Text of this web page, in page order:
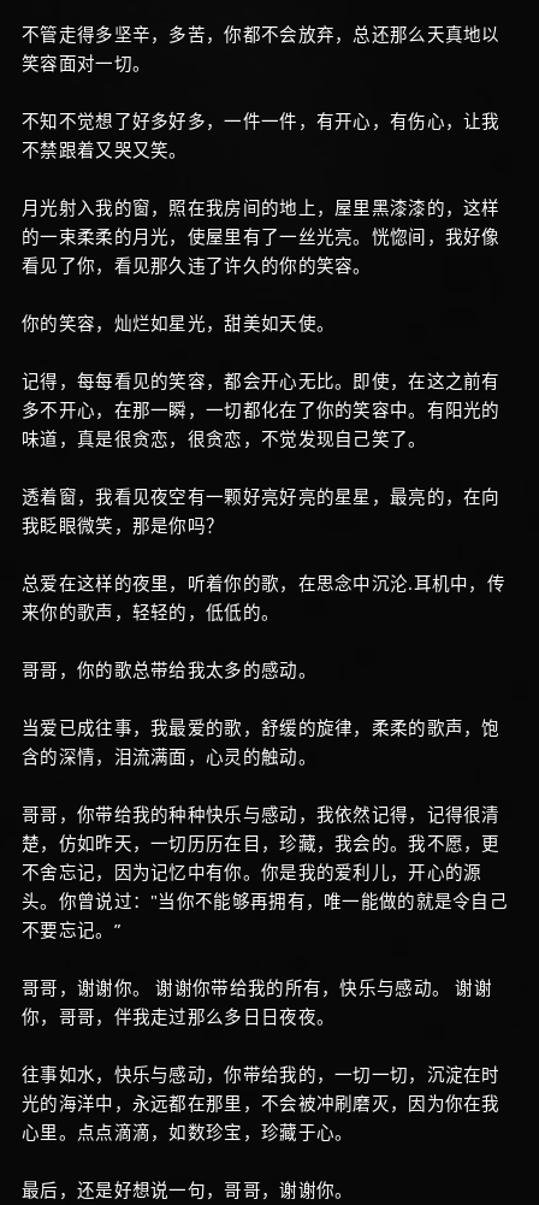
不管走得多坚辛，多苦，你都不会放弃，总还那么天真地以
笑容面对一切。
不知不觉想了好多好多，一件一件，有开心，有伤心，让我
不禁跟着又哭又笑。
月光射入我的窗，照在我房间的地上，屋里黑漆漆的，这样
的一束柔柔的月光，使屋里有了一丝光亮。恍惚间，我好像
看见了你，看见那久违了许久的你的笑容。
你的笑容，灿烂如星光，甜美如天使。
记得，每每看见的笑容，都会开心无比。即使，在这之前有
多不开心，在那一瞬，一切都化在了你的笑容中。有阳光的
味道，真是很贪恋，很贪恋，不觉发现自己笑了。
透着窗，我看见夜空有一颗好亮好亮的星星，最亮的，在向
我眨眼微笑，那是你吗？
总爱在这样的夜里，听着你的歌，在思念中沉沦.耳机中，传
来你的歌声，轻轻的，低低的。
哥哥，你的歌总带给我太多的感动。
当爱已成往事，我最爱的歌，舒缓的旋律，柔柔的歌声，饱
含的深情，泪流满面，心灵的触动。
哥哥，你带给我的种种快乐与感动，我依然记得，记得很清
楚，仿如昨天，一切历历在目，珍藏，我会的。我不愿，更
不舍忘记，因为记忆中有你。你是我的爱利儿，开心的源
头。你曾说过："当你不能够再拥有，唯一能做的就是令自己
不要忘记。”
哥哥，谢谢你。 谢谢你带给我的所有，快乐与感动。 谢谢
你，哥哥，伴我走过那么多日日夜夜。
往事如水，快乐与感动，你带给我的，一切一切，沉淀在时
光的海洋中，永远都在那里，不会被冲刷磨灭，因为你在我
心里。点点滴滴，如数珍宝，珍藏于心。
最后，还是好想说一句，哥哥，谢谢你。